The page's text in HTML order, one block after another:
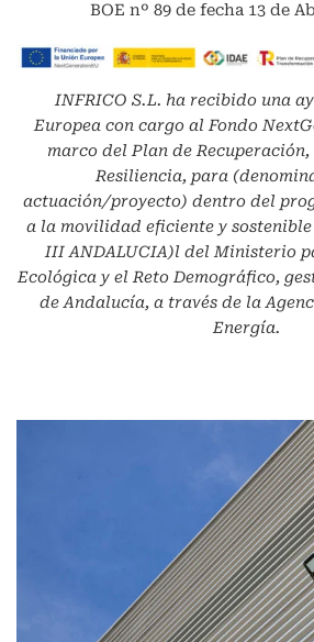
BOE nº 89 de fecha 13 de
INFRICO S.L. ha recibido una
Europea con cargo al Fondo
marco del Plan de
Resiliencia, para
actuación/proyecto) dentro del
a la movilidad eficiente y sostenible
III ANDALUCIA)l del Ministerio
Ecológica y el Reto Demográfico,
de Andalucía, a través de la
Energía.